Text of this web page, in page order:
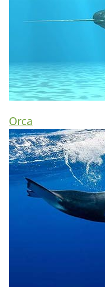
Orca